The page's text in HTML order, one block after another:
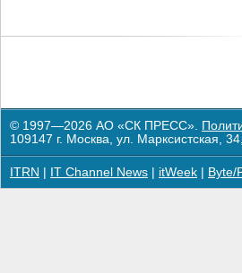
© 1997—2026 АО «СК ПРЕСС».
109147 г. Москва, ул. Марксистская,
ITRN IT Channel News itWeek Byte/